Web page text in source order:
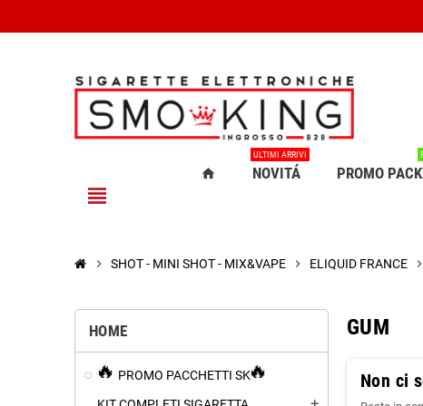
view_headline
home NOVITÁ
ULTIMI ARRIVI
PROMO
chevron_right SHOT - MINI SHOT - MIX&VAPE chevron_right ELIQUID FRANCE chevron_right
HOME
PROMO PACCHETTI SK
GUM
Non ci